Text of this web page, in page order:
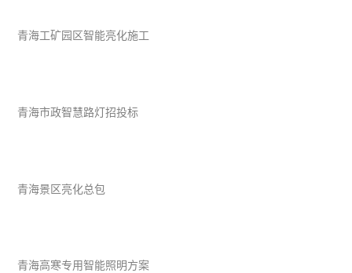
青海工矿园区智能亮化施工
青海市政智慧路灯招投标
青海景区亮化总包
青海高寒专用智能照明方案